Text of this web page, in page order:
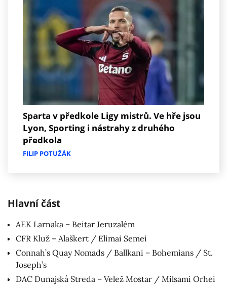
Sparta v předkole Ligy mistrů. Ve hře jsou
Lyon, Sporting i nástrahy z druhého
předkola
FILIP POTUŽÁK
Hlavní část
AEK Larnaka – Beitar Jeruzalém
CFR Kluž – Alaškert / Elimai Semei
Connah’s Quay Nomads / Ballkani – Bohemians / St.
Joseph’s
DAC Dunajská Streda – Velež Mostar / Milsami Orhei